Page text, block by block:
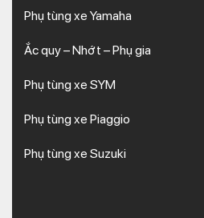
Phụ tùng xe Yamaha
Ắc quy – Nhớt – Phụ gia
Phụ tùng xe SYM
Phụ tùng xe Piaggio
Phụ tùng xe Suzuki